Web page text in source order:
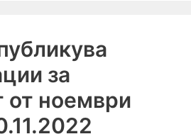
за
от ноември